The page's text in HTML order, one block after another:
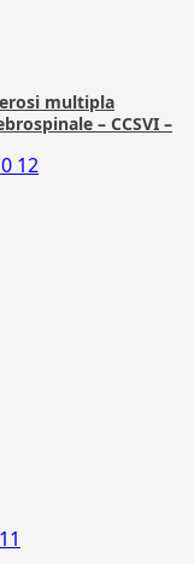
multipla
– CCSVI –
12
11